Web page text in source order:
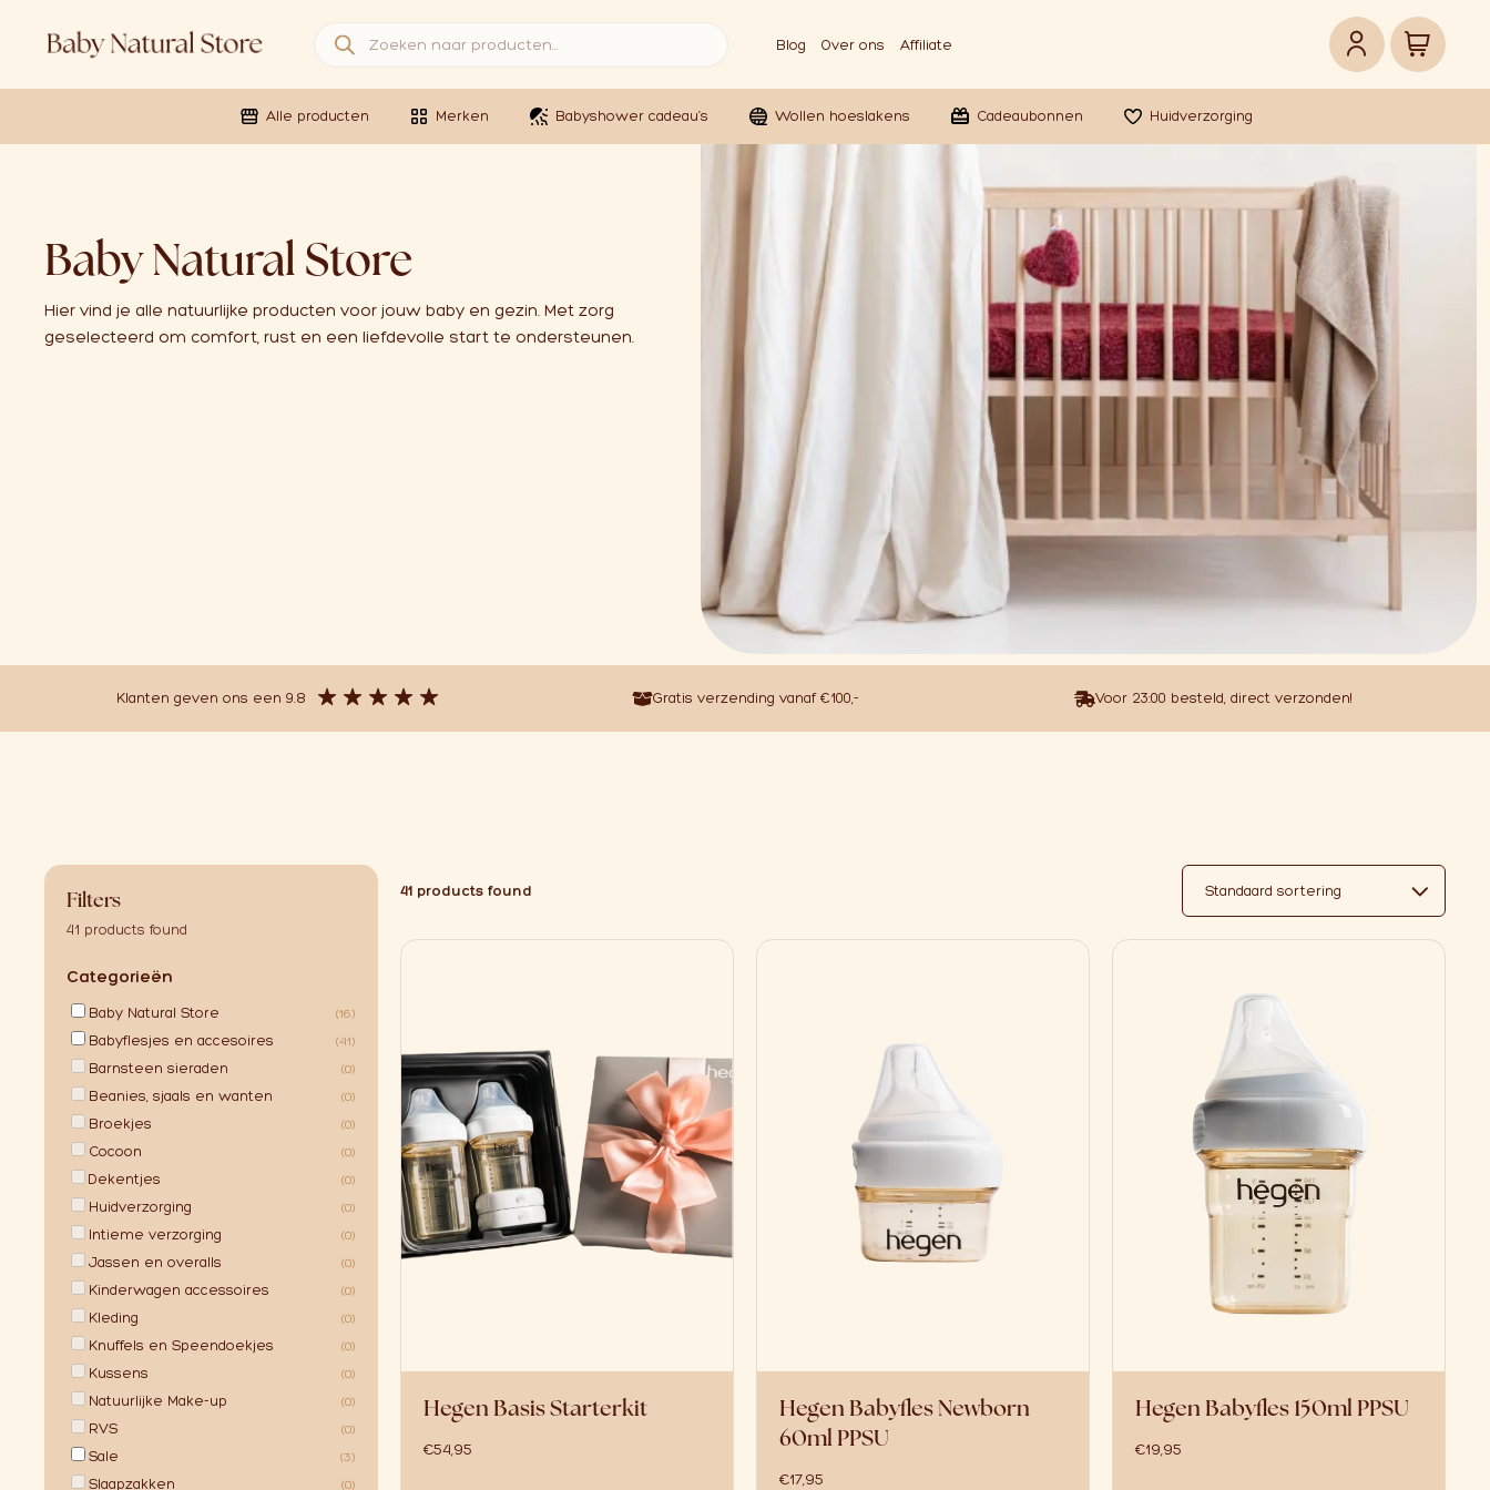
Blog
Over ons Affiliate
Alle producten Merken Babyshower cadeau’s Wollen hoeslakens Cadeaubonnen Huidverzorging
Baby Natural Store
Hier vind je alle natuurlijke producten voor jouw baby en gezin. Met zorg
geselecteerd om comfort, rust en een liefdevolle start te ondersteunen.
Klanten geven ons een 9.8 Gratis verzending vanaf €100,- Voor 23:00 besteld, direct verzonden!
Filters
41 products found
Categorieën
Baby Natural Store (16)
Babyflesjes en accesoires (41)
Barnsteen sieraden (0)
Beanies, sjaals en wanten (0)
Broekjes (0)
Cocoon (0)
Dekentjes (0)
Huidverzorging (0)
Intieme verzorging (0)
Jassen en overalls (0)
Kinderwagen accessoires (0)
Kleding (0)
Knuffels en Speendoekjes (0)
Kussens (0)
Natuurlijke Make-up (0)
RVS (0)
Sale (3)
Slaapzakken (0)
41 products found
Hegen Basis Starterkit
€54,95
Hegen Babyfles Newborn
60ml PPSU
€17,95
Hegen Babyfles 150ml PPSU
€19,95